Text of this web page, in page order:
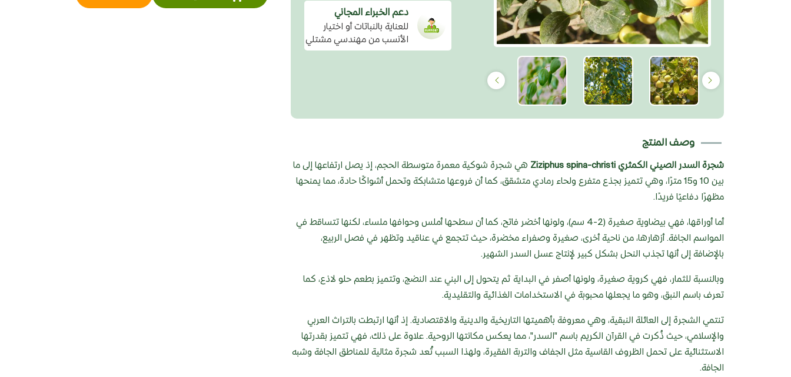
دعم الخبراء المجاني
للعناية بالنباتات أو اختيار
الأنسب من مهندسي مشتلي
وصف المنتج
شجرة السدر الصيني الكمثري Ziziphus spina-christi
هي شجرة شوكية معمرة متوسطة الحجم، إذ يصل ارتفاعها إلى ما
بين 10 و15 مترًا، وهي تتميز بجذع متفرع ولحاء رمادي متشقق، كما أن فروعها متشابكة وتحمل أشواكًا حادة، مما يمنحها
مظهرًا دفاعيًا فريدًا.
أما أوراقها، فهي بيضاوية صغيرة (2-4 سم)، ولونها أخضر فاتح، كما أن سطحها أملس وحوافها ملساء، لكنها تتساقط في
المواسم الجافة. أزهارها، من ناحية أخرى، صغيرة وصفراء مخضرة، حيث تتجمع في عناقيد وتظهر في فصل الربيع،
بالإضافة إلى أنها تجذب النحل بشكل كبير لإنتاج عسل السدر الشهير.
وبالنسبة للثمار، فهي كروية صغيرة، ولونها أصفر في البداية ثم يتحول إلى البني عند النضج، وتتميز بطعم حلو لاذع، كما
تعرف باسم النبق، وهو ما يجعلها محبوبة في الاستخدامات الغذائية والتقليدية.
تنتمي الشجرة إلى العائلة النبقية، وهي معروفة بأهميتها التاريخية والدينية والاقتصادية. إذ أنها ارتبطت بالتراث العربي
والإسلامي، حيث ذُكرت في القرآن الكريم باسم "السدر"، مما يعكس مكانتها الروحية. علاوة على ذلك، فهي تتميز بقدرتها
الاستثنائية على تحمل الظروف القاسية مثل الجفاف والتربة الفقيرة، ولهذا السبب تُعد شجرة مثالية للمناطق الجافة وشبه
الجافة.